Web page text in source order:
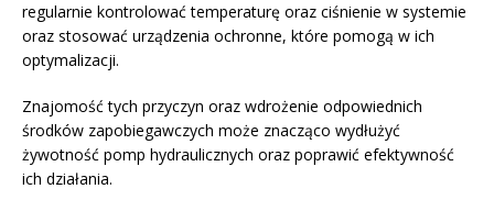
regularnie kontrolować temperaturę oraz ciśnienie w systemie
oraz stosować urządzenia ochronne, które pomogą w ich
optymalizacji.
Znajomość tych przyczyn oraz wdrożenie odpowiednich
środków zapobiegawczych może znacząco wydłużyć
żywotność pomp hydraulicznych oraz poprawić efektywność
ich działania.